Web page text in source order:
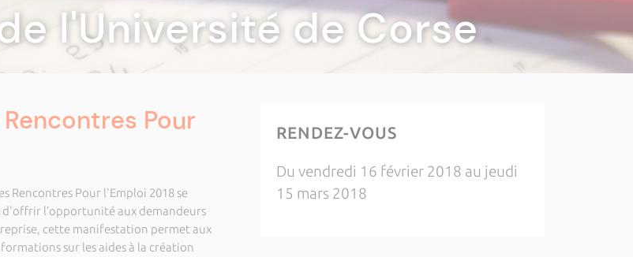
l'Université de Corse
Pour
Rencontres Pour l'Emploi 2018 se
d'offrir l’opportunité aux demandeurs
cette manifestation permet aux
sur les aides à la création
RENDEZ-VOUS
Du vendredi 16 février 2018 au jeudi
15 mars 2018